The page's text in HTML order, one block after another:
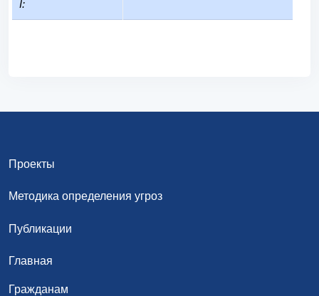
I:
Проекты
Методика определения угроз
Публикации
Главная
Гражданам